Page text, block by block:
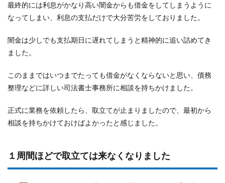
最終的には利息がかなり高い闇金からも借金をしてしまうように
なってしまい、利息の支払だけで大分苦労をしておりました。
闇金は少しでも支払期日に遅れてしまうと精神的に追い詰めてき
ました。
このままではいつまでたっても借金がなくならないと思い、債務
整理などに詳しい司法書士事務所に相談を持ちかけました。
正式に業務を依頼したら、取立てが止まりましたので、最初から
相談を持ちかけておけばよかったと感じました。
１周間ほどで取立ては来なくなりました